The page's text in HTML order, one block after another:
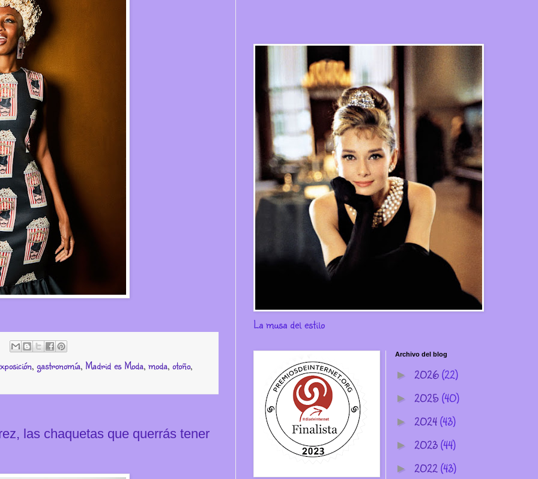
, gastronomía, Madrid es Moda, moda, otoño,
las chaquetas que querrás tener
La musa del estilo
Archivo del blog
► 2026(22)
► 2025(40)
► 2024(43)
► 2023(44)
► 2022(43)